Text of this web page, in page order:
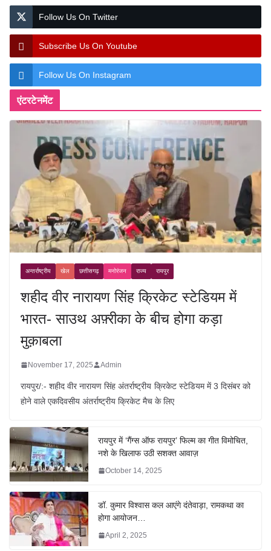
Follow Us On Twitter
Subscribe Us On Youtube
Follow Us On Instagram
एंटरटेनमेंट
अन्तर्राष्ट्रीय खेल छत्तीसगढ़ मनोरंजन राज्य रायपुर
शहीद वीर नारायण सिंह क्रिकेट स्टेडियम में
भारत- साउथ अफ़्रीका के बीच होगा कड़ा
मुक़ाबला
November 17, 2025 Admin
रायपुर/:- शहीद वीर नारायण सिंह अंतर्राष्ट्रीय क्रिकेट स्टेडियम में 3 दिसंबर को
होने वाले एकदिवसीय अंतर्राष्ट्रीय क्रिकेट मैच के लिए
रायपुर में ‘गैंग्स ऑफ रायपुर’ फिल्म का गीत विमोचित,
नशे के खिलाफ उठी सशक्त आवाज़
October 14, 2025
डॉ. कुमार विश्वास कल आएंगे दंतेवाड़ा, रामकथा का
होगा आयोजन…
April 2, 2025